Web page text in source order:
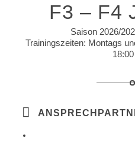
F3 – F4
Saison 2026/
Trainingszeiten: Montags